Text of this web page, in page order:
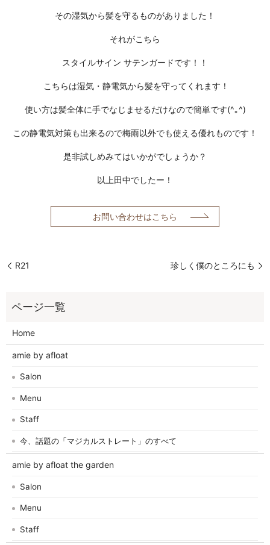
その湿気から髪を守るものがありました！
それがこちら
スタイルサイン サテンガードです！！
こちらは湿気・静電気から髪を守ってくれます！
使い方は髪全体に手でなじませるだけなので簡単です(^｡^)
この静電気対策も出来るので梅雨以外でも使える優れものです！
是非試しめみてはいかがでしょうか？
以上田中でしたー！
お問い合わせはこちら
R21 珍しく僕のところにも
Home
amie by afloat
Salon
Menu
Staff
今、話題の「マジカルストレート」のすべて
amie by afloat the garden
Salon
Menu
Staff